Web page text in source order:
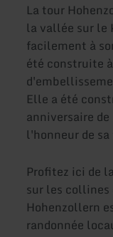
La tour
la vallée sur le
facilement à
été construite
Elle a été
anniversaire
l'honneur de
Profitez ici de
sur les
Hohenzollern
randonnée